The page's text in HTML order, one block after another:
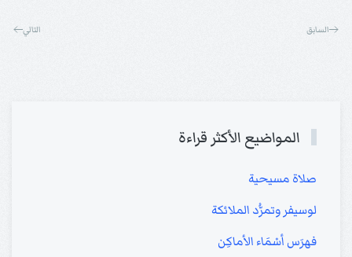
السابق التالي
المواضيع الأكثر قراءة
صلاة مسيحية
لوسيفر وتمرُّد الملائكة
فهرَس أسْمَاء الأماكِن